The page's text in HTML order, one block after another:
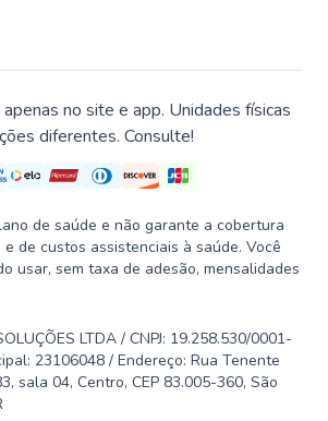
no site e app. Unidades físicas
diferentes. Consulte!
de saúde e não garante a cobertura
de custos assistenciais à saúde. Você
usar, sem taxa de adesão, mensalidades
LTDA / CNPJ: 19.258.530/0001-
23106048 / Endereço: Rua Tenente
sala 04, Centro, CEP 83.005-360, São